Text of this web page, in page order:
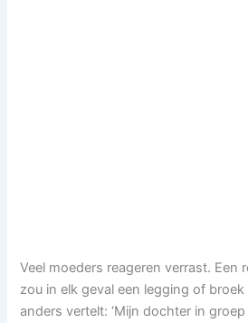
Veel moeders reageren verrast. Een
zou in elk geval een legging of broek
anders vertelt: ‘Mijn dochter in